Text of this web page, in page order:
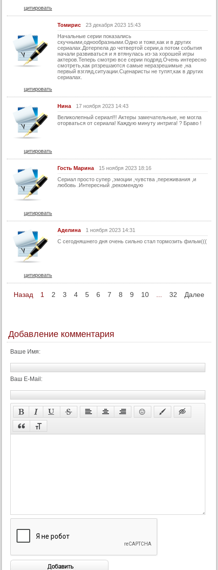
цитировать
Томирис
23 декабря 2023 15:43
Начальные серии показались
скучными,однообразными.Одно и тоже,как и в других
сериалах.Дотерпела до четвертой серии,а потом события
начали развиваться и я втянулась из-за хорошей игры
актеров.Теперь смотрю все серии подряд.Очень интересно
смотреть,как рпзрешаются самые неразрешимые ,на
первый взгляд,ситуации.Сценаристы не тупят,как в других
сериалах.
цитировать
Нина
17 ноября 2023 14:43
Великолепный сериал!!! Актеры замечательные, не могла
оторваться от сериала! Каждую минуту интрига! ? Браво !
цитировать
Гость Марина
15 ноября 2023 18:16
Сериал просто супер ,эмоции ,чувства ,переживания ,и
любовь .Интересный ,рекомендую
цитировать
Аделина
1 ноября 2023 14:31
С сегодняшнего дня очень сильно стал тормозить фильм(((
цитировать
Назад 1 2 3 4 5 6 7 8 9 10 ... 32 Далее
Добавление комментария
Ваше Имя:
Ваш E-Mail: